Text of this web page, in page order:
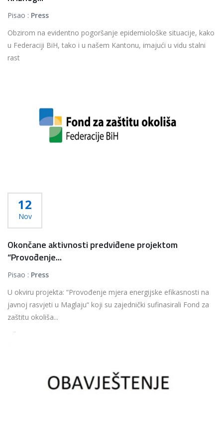
Pisao : Press
Obzirom na evidentno pogoršanje epidemiološke situacije, kako
u Federaciji BiH, tako i u našem Kantonu, imajući u vidu stalni
rast
12
Nov
Okončane aktivnosti predviđene projektom
“Provođenje...
Pisao : Press
U okviru projekta: “Provođenje mjera energijske efikasnosti na
javnoj rasvjeti u Maglaju“ koji su zajednički sufinasirali Fond za
zaštitu okoliša...
Više...